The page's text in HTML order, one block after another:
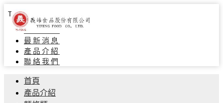
Toggle navigation
關於義峰
最新消息
產品介紹
聯絡我們
首頁
產品介紹